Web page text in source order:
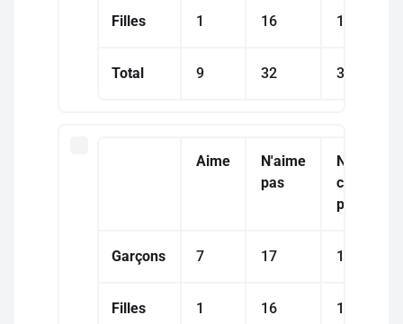
Filles 1 16 18
Total 9 32 34
Aime
N'aime
pas
Ne
connaît
pas
Garçons 7 17 16
Filles 1 16 18